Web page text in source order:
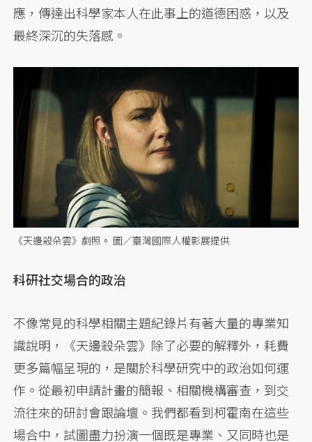
應，傳達出科學家本人在此事上的道德困惑，以及
最終深沉的失落感。
《天邊殺朵雲》劇照。 圖／臺灣國際人權影展提供
科研社交場合的政治
不像常見的科學相關主題紀錄片有著大量的專業知
識說明，《天邊殺朵雲》除了必要的解釋外，耗費
更多篇幅呈現的，是關於科學研究中的政治如何運
作。從最初申請計畫的簡報、相關機構審查，到交
流往來的研討會跟論壇。我們都看到柯霍南在這些
場合中，試圖盡力扮演一個既是專業、又同時也是